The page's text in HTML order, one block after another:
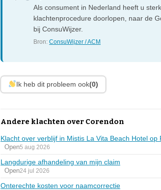
Als consument in Nederland heeft u
klachtenprocedure doorlopen, naar de
bij ConsuWijzer.
Bron:ConsuWijzer / ACM
Ik heb dit probleem ook(0)
Andere klachten over Corendon
Klacht over verblijf in Mistis La Vita Beach Hotel op
Open5 aug 2026
Langdurige afhandeling van mijn claim
Open24 jul 2026
Onterechte kosten voor naamcorrectie